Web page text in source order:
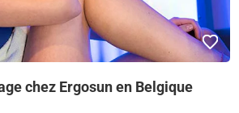
chez Ergosun en Belgique